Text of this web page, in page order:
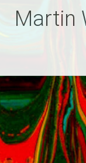
InhaltMartin